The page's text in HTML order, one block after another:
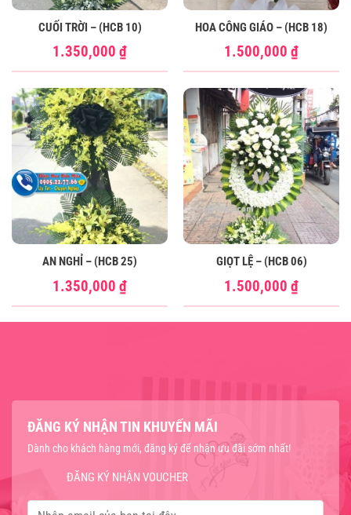
CUỐI TRỜI – (HCB 10)
1.350,000 ₫
HOA CÔNG GIÁO – (HCB 18)
1.500,000 ₫
AN NGHỈ – (HCB 25)
1.350,000 ₫
GIỌT LỆ – (HCB 06)
1.500,000 ₫
ĐĂNG KÝ NHẬN TIN KHUYẾN MÃI
Dành cho khách hàng mới, đăng ký để nhận ưu đãi sớm nhất!
ĐĂNG KÝ NHẬN VOUCHER